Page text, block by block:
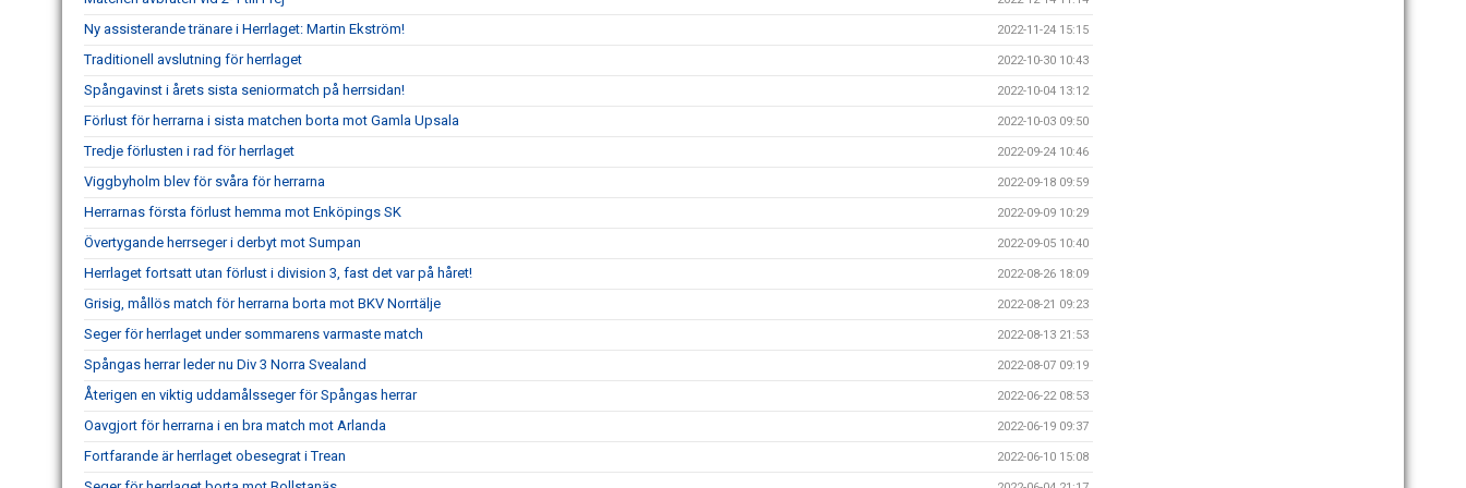
Ny assisterande tränare i Herrlaget: Martin Ekström! 2022-11-24 15:15
Traditionell avslutning för herrlaget 2022-10-30 10:43
Spångavinst i årets sista seniormatch på herrsidan! 2022-10-04 13:12
Förlust för herrarna i sista matchen borta mot Gamla Upsala 2022-10-03 09:50
Tredje förlusten i rad för herrlaget 2022-09-24 10:46
Viggbyholm blev för svåra för herrarna 2022-09-18 09:59
Herrarnas första förlust hemma mot Enköpings SK 2022-09-09 10:29
Övertygande herrseger i derbyt mot Sumpan 2022-09-05 10:40
Herrlaget fortsatt utan förlust i division 3, fast det var på håret! 2022-08-26 18:09
Grisig, mållös match för herrarna borta mot BKV Norrtälje 2022-08-21 09:23
Seger för herrlaget under sommarens varmaste match 2022-08-13 21:53
Spångas herrar leder nu Div 3 Norra Svealand 2022-08-07 09:19
Återigen en viktig uddamålsseger för Spångas herrar 2022-06-22 08:53
Oavgjort för herrarna i en bra match mot Arlanda 2022-06-19 09:37
Fortfarande är herrlaget obesegrat i Trean 2022-06-10 15:08